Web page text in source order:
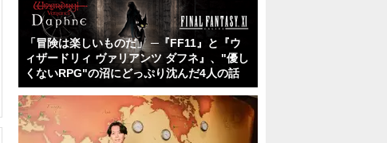
「冒険は楽しいものだ」 ─『FF11』と『ウ
ィザードリィ ヴァリアンツ ダフネ』、"優し
くないRPG"の沼にどっぷり沈んだ4人の話